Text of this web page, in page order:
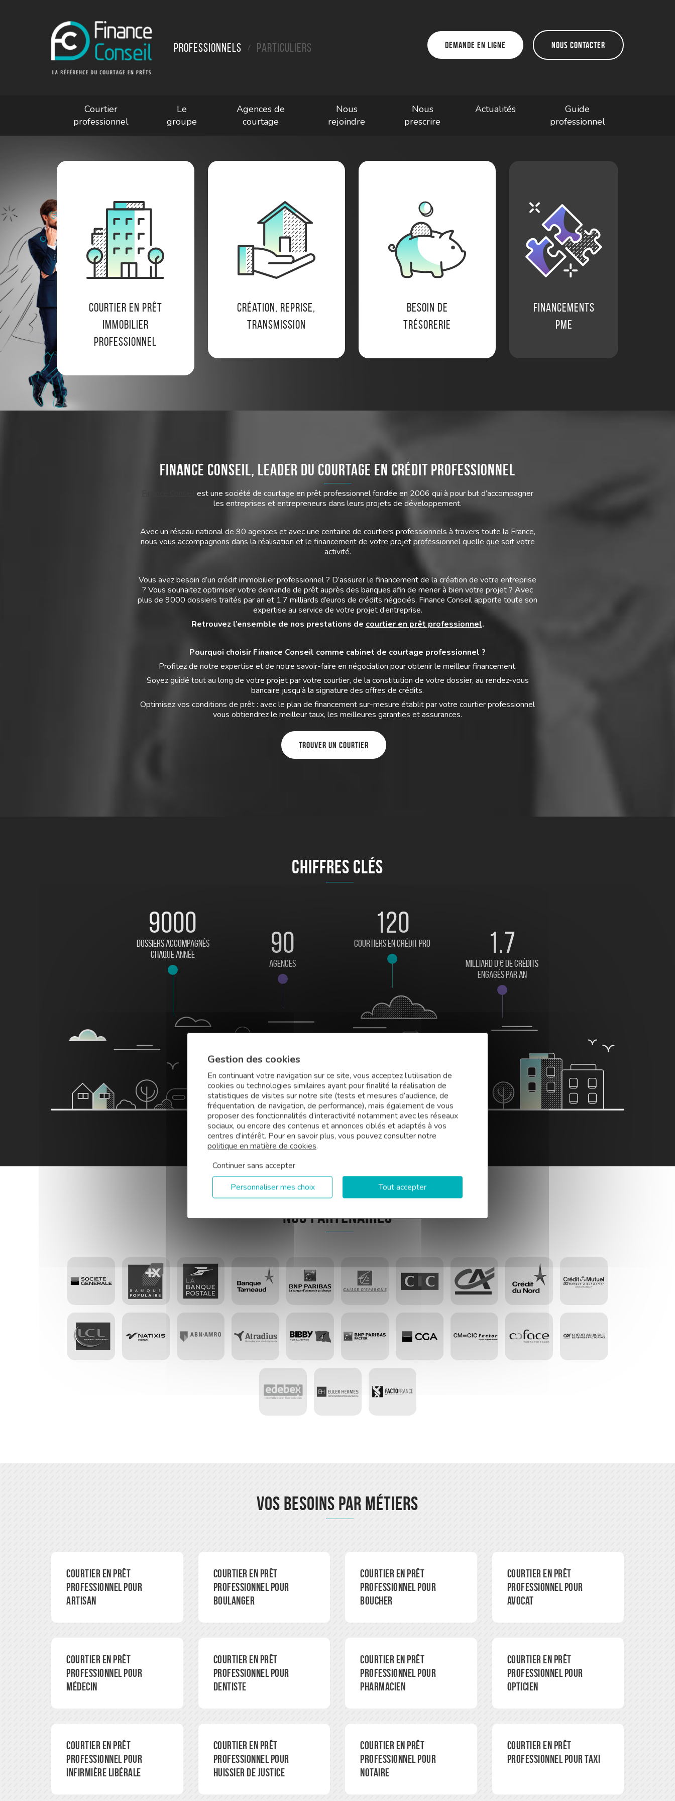
Professionnels / Particuliers Demande en ligne Nous contacter
Courtier
professionnel
Le
groupe
Agences de
courtage
Nous
rejoindre
Nous
prescrire
Actualités
Guide
professionnel
Courtier en prêt
immobilier
professionnel
Création, reprise,
transmission
Besoin de
trésorerie
Financements
PME
Finance Conseil, leader du courtage en crédit professionnel
est une société de courtage en prêt professionnel fondée en 2006 qui à pour but d’accompagner
les entreprises et entrepreneurs dans leurs projets de développement.
Avec un réseau national de 90 agences et avec une centaine de courtiers professionnels à travers toute la France,
nous vous accompagnons dans la réalisation et le financement de votre projet professionnel quelle que soit votre
activité.
Vous avez besoin d’un crédit immobilier professionnel ? D’assurer le financement de la création de votre entreprise
? Vous souhaitez optimiser votre demande de prêt auprès des banques afin de mener à bien votre projet ? Avec
plus de 9000 dossiers traités par an et 1,7 milliards d’euros de crédits négociés, Finance Conseil apporte toute son
expertise au service de votre projet d’entreprise.
Retrouvez l’ensemble de nos prestations de courtier en prêt professionnel.
Pourquoi choisir Finance Conseil comme cabinet de courtage professionnel ?
Profitez de notre expertise et de notre savoir-faire en négociation pour obtenir le meilleur financement.
Soyez guidé tout au long de votre projet par votre courtier, de la constitution de votre dossier, au rendez-vous
bancaire jusqu’à la signature des offres de crédits.
Optimisez vos conditions de prêt : avec le plan de financement sur-mesure établit par votre courtier professionnel
vous obtiendrez le meilleur taux, les meilleures garanties et assurances.
Trouver un courtier
Chiffres clés
9000
dossiers accompagnés
chaque année
90
agences
120
courtiers en crédit pro 1.7
milliard d'€ de crédits
engagés par an
Nos partenaires
Vos besoins par métiers
Courtier en prêt
professionnel pour
artisan
Courtier en prêt
professionnel pour
boulanger
Courtier en prêt
professionnel pour
boucher
Courtier en prêt
professionnel pour
avocat
Courtier en prêt
professionnel pour
médecin
Courtier en prêt
professionnel pour
dentiste
Courtier en prêt
professionnel pour
pharmacien
Courtier en prêt
professionnel pour
opticien
Courtier en prêt
professionnel pour
infirmière libérale
Courtier en prêt
professionnel pour
huissier de justice
Courtier en prêt
professionnel pour
notaire
Courtier en prêt
professionnel pour taxi
Gestion des cookies
En continuant votre navigation sur ce site, vous acceptez l’utilisation de
cookies ou technologies similaires ayant pour finalité la réalisation de
statistiques de visites sur notre site (tests et mesures d’audience, de
fréquentation, de navigation, de performance), mais également de vous
proposer des fonctionnalités d’interactivité notamment avec les réseaux
sociaux, ou encore des contenus et annonces ciblés et adaptés à vos
centres d’intérêt. Pour en savoir plus, vous pouvez consulter notre
politique en matière de cookies.
Continuer sans accepter
Personnaliser mes choix
Tout accepter